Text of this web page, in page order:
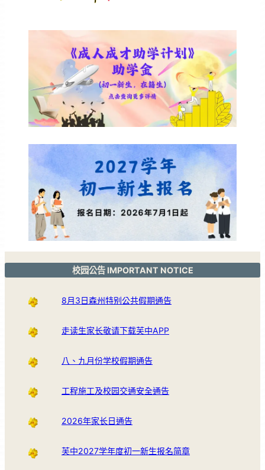
校园公告 IMPORTANT NOTICE
8月3日森州特别公共假期通告
走读生家长敬请下载芙中APP
八、九月份学校假期通告
工程施工及校园交通安全通告
2026年家长日通告
芙中2027学年度初一新生报名简章